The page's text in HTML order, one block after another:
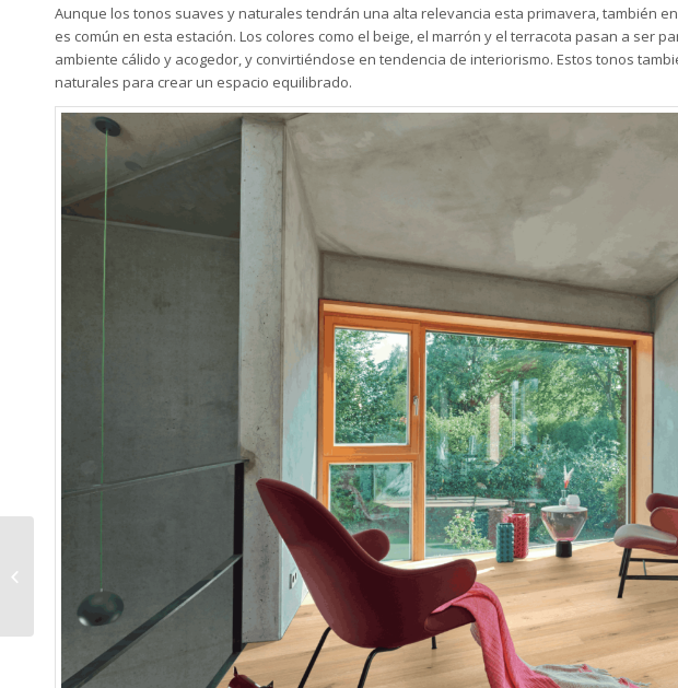
Aunque los tonos suaves y naturales tendrán una alta relevancia esta primavera, también
es común en esta estación. Los colores como el beige, el marrón y el terracota pasan a ser
ambiente cálido y acogedor, y convirtiéndose en tendencia de interiorismo. Estos tonos
naturales para crear un espacio equilibrado.
bañeras exentas